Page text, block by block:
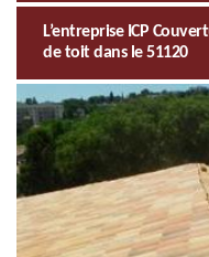
L’entreprise ICP
de toit dans le 51120